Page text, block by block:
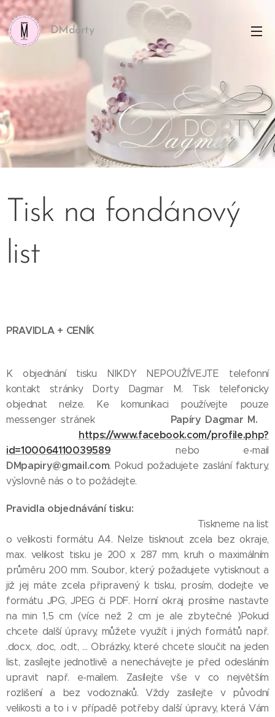
DMdorty
Tisk na fondánový
list
PRAVIDLA + CENÍK
K objednání tisku NIKDY NEPOUŽÍVEJTE telefonní
kontakt stránky Dorty Dagmar M. Tisk telefonicky
objednat nelze. Ke komunikaci používejte pouze
messenger stránek Papíry Dagmar M.
https://www.facebook.com/profile.php?
id=100064110039589
nebo e-mail
DMpapiry@gmail.com. Pokud požadujete zaslání faktury,
výslovně nás o to požádejte.
Pravidla objednávání tisku:
Tiskneme na list
o velikosti formátu A4. Nelze tisknout zcela bez okraje,
max. velikost tisku je 200 x 287 mm, kruh o maximálním
průměru 200 mm. Soubor, který požadujete vytisknout a
již jej máte zcela připravený k tisku, prosím, dodejte ve
formátu JPG, JPEG či PDF. Horní okraj prosíme nastavte
na min 1,5 cm (více než 2 cm je ale zbytečné )Pokud
chcete další úpravy, můžete využít i jiných formátů např.
.docx, .doc, .odt, … Obrázky, které chcete sloučit na jeden
list, zasílejte jednotlivě a nenechávejte je před odesláním
upravit např. e-mailem. Zasílejte vše v co největším
rozlišení a bez vodoznaků. Vždy zasílejte v původní
velikosti a to i v případě potřeby další úpravy, která Vám